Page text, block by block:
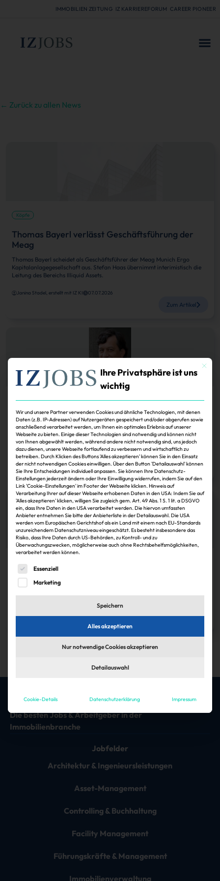
IMMOBILIEN ZEITUNG IZ KARRIEREFORUM CAREER PIONEER
← Zurück zu allen News
Köpfe
Thomas Bayerl verlässt Geschäftsführung der
Meag
Thomas Bayerl scheidet als Geschäftsführer der Meag Munich Ergo
Kapitalanlagegesellschaft aus. Stefan Haas übernimmt interimistisch die
Leitung des Bereichs Illiquid Assets.
Janina Stadel, erstellt mit IZ KI 07.07.2026
Zum Artikel
Köpfe
Meag: Hans-Joachim Barkmann übernimmt für
Günter Giehr
Harald Thomeczek 30.11.2024
Zum Artikel
Wolfgang Wente führt Meag Immobilien-KAG mit
Zum Artikel
1
Die besten Jobs & Arbeitgeber in der
Immobilienbranche
Jobfelder
Architektur & Ingenieursleistungen
Asset-Management
Controlling & Buchhaltung
Facility Management
Führungskräfte & Management
Immobilienverwaltung
Mit
Ihre Privatsphäre ist uns
wichtig
Wir und unsere Partner verwenden Cookies und ähnliche Technologien, mit denen
Daten (z.B. IP-Adressen) auf Nutzergeräten gespeichert und/oder abgerufen sowie
anschließend verarbeitet werden, um Ihnen ein optimales Erlebnis auf unserer
Webseite zu bieten. Einige dieser Technologien sind notwendig und können nicht
von Ihnen abgewählt werden, während andere nicht notwendig sind, uns jedoch
dazu dienen, unsere Webseite fortlaufend zu verbessern und wirtschaftlich zu
betreiben. Durch Klicken des Buttons 'Alles akzeptieren' können Sie in den Einsatz
der nicht notwendigen Cookies einwilligen. Über den Button 'Detailauswahl' können
Sie Ihre Entscheidungen individuell anpassen. Sie können Ihre Datenschutz-
Einstellungen jederzeit ändern oder Ihre Einwilligung widerrufen, indem Sie auf den
Link 'Cookie-Einstellungen' im Footer der Webseite klicken. Hinweis auf
Verarbeitung Ihrer auf dieser Webseite erhobenen Daten in den USA: Indem Sie auf
'Alles akzeptieren' klicken, willigen Sie zugleich gem. Art. 49 Abs. 1 S. 1 lit. a DSGVO
ein, dass Ihre Daten in den USA verarbeitet werden. Die hiervon umfassten
Anbieter entnehmen Sie bitte der Anbieterliste in der Detailauswahl. Die USA
werden vom Europäischen Gerichtshof als ein Land mit einem nach EU-Standards
unzureichendem Datenschutzniveau eingeschätzt. Es besteht insbesondere das
Risiko, dass Ihre Daten durch US-Behörden, zu Kontroll- und zu
Überwachungszwecken, möglicherweise auch ohne Rechtsbehelfsmöglichkeiten,
verarbeitet werden können.
Es folgt eine Liste der Service-Gruppen, für die eine
Essenziell
Marketing
Speichern
Alles akzeptieren
Nur notwendige Cookies akzeptieren
Detailauswahl
Cookie-Details Datenschutzerklärung Impressum